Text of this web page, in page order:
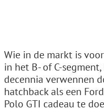
Wie in de markt is
in het B- of C-
decennia verwennen
hatchback als een
Polo GTI cadeau te